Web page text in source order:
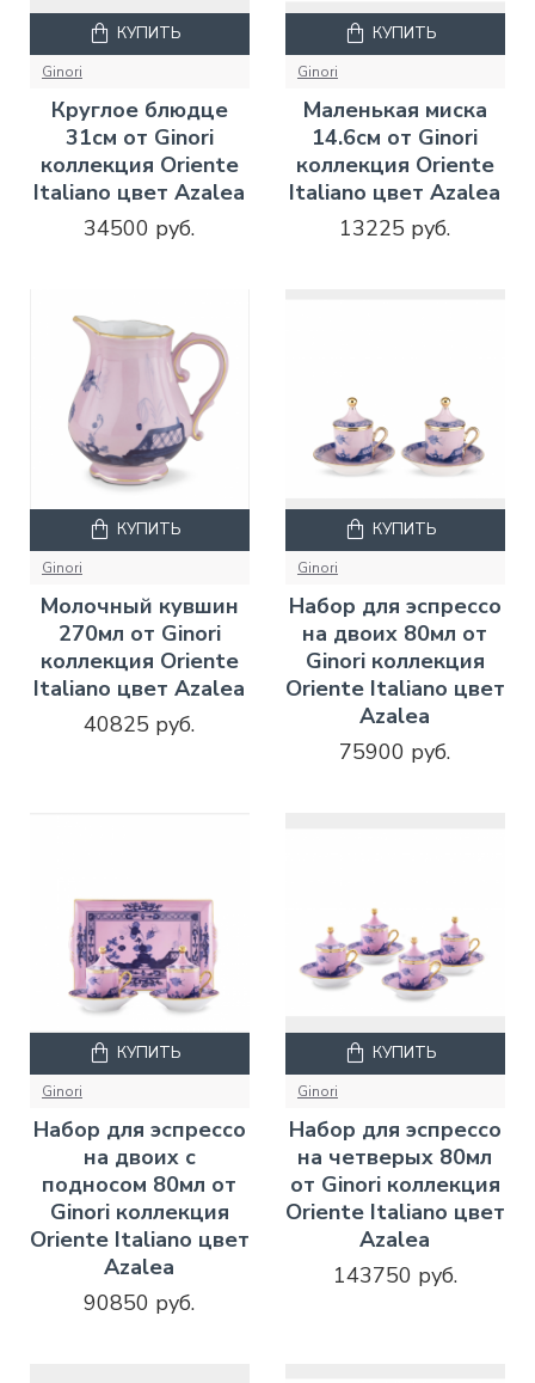
Ginori
Круглое блюдце
31см от Ginori
коллекция Oriente
Italiano цвет Azalea
34500 руб.
КУПИТЬ
Ginori
Маленькая миска
14.6см от Ginori
коллекция Oriente
Italiano цвет Azalea
13225 руб.
КУПИТЬ
Ginori
Молочный кувшин
270мл от Ginori
коллекция Oriente
Italiano цвет Azalea
40825 руб.
КУПИТЬ
Ginori
Набор для эспрессо
на двоих 80мл от
Ginori коллекция
Oriente Italiano цвет
Azalea
75900 руб.
КУПИТЬ
Ginori
Набор для эспрессо
на двоих с
подносом 80мл от
Ginori коллекция
Oriente Italiano цвет
Azalea
90850 руб.
КУПИТЬ
Ginori
Набор для эспрессо
на четверых 80мл
от Ginori коллекция
Oriente Italiano цвет
Azalea
143750 руб.
КУПИТЬ